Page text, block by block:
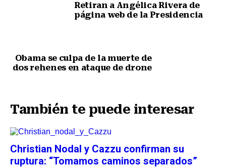
Retiran a Angélica Rivera de
página web de la Presidencia
Obama se culpa de la muerte de
dos rehenes en ataque de drone
También te puede interesar
Christian Nodal y Cazzu confirman su
ruptura: “Tomamos caminos separados”